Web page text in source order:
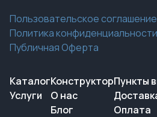
Пользовательское соглашение
Политика конфиденциальности
Публичная Оферта
Каталог
Услуги
Конструктор
О нас
Блог
Пункты
Оплата